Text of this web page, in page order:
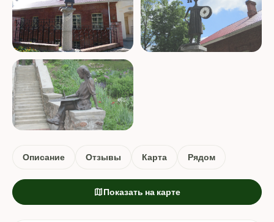
Описание Отзывы Карта Рядом
mapПоказать на карте